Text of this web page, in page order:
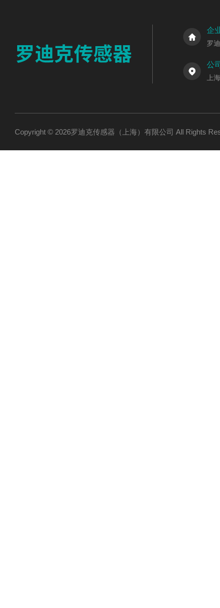
企
罗
公
上
Copyright © 2026罗迪克传感器（上海）有限公司 All Rights